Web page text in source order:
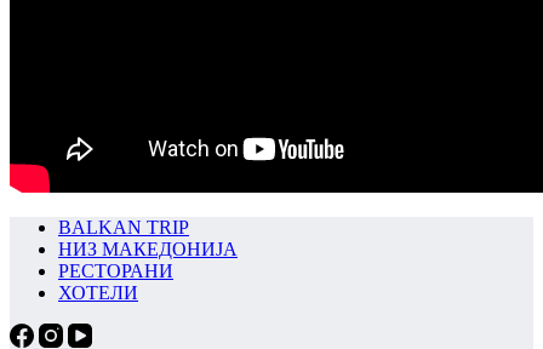
BALKAN TRIP
НИЗ МАКЕДОНИЈА
РЕСТОРАНИ
ХОТЕЛИ